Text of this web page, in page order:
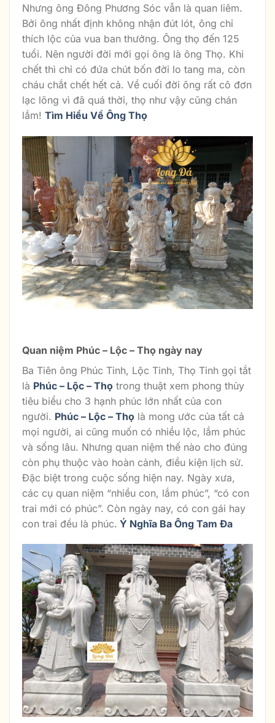
Nhưng ông Đông Phương Sóc vẫn là quan liêm.
Bởi ông nhất định không nhận đút lót, ông chỉ
thích lộc của vua ban thưởng. Ông thọ đến 125
tuổi. Nên người đời mới gọi ông là ông Thọ. Khi
chết thì chỉ có đứa chút bốn đời lo tang ma, còn
cháu chắt chết hết cả. Về cuối đời ông rất cô đơn
lạc lõng vì đã quá thời, thọ như vậy cũng chán
lắm! Tìm Hiểu Về Ông Thọ
Quan niệm Phúc – Lộc – Thọ ngày nay
Ba Tiên ông Phúc Tinh, Lộc Tinh, Thọ Tinh gọi tắt
là Phúc – Lộc – Thọ trong thuật xem phong thủy
tiêu biểu cho 3 hạnh phúc lớn nhất của con
người. Phúc – Lộc – Thọ là mong ước của tất cả
mọi người, ai cũng muốn có nhiều lộc, lắm phúc
và sống lâu. Nhưng quan niệm thế nào cho đúng
còn phụ thuộc vào hoàn cảnh, điều kiện lịch sử.
Đặc biệt trong cuộc sống hiện nay. Ngày xưa,
các cụ quan niệm “nhiều con, lắm phúc”, “có con
trai mới có phúc”. Còn ngày nay, có con gái hay
con trai đều là phúc. Ý Nghĩa Ba Ông Tam Đa